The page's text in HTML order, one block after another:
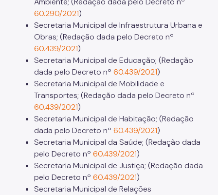
60.290/2021)
Secretaria Municipal de Infraestrutura Urbana e
Obras; (Redação dada pelo Decreto nº
60.439/2021)
Secretaria Municipal de Educação; (Redação
dada pelo Decreto nº 60.439/2021)
Secretaria Municipal de Mobilidade e
Transportes; (Redação dada pelo Decreto nº
60.439/2021)
Secretaria Municipal de Habitação; (Redação
dada pelo Decreto nº 60.439/2021)
Secretaria Municipal da Saúde; (Redação dada
pelo Decreto nº 60.439/2021)
Secretaria Municipal de Justiça; (Redação dada
pelo Decreto nº 60.439/2021)
Secretaria Municipal de Relações